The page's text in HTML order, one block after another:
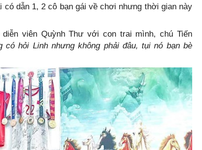
dẫn 1, 2 cô bạn gái về chơi nhưng thời gian này
viên Quỳnh Thư với con trai mình, chú Tiến
có hỏi Linh nhưng không phải đâu, tụi nó bạn bè